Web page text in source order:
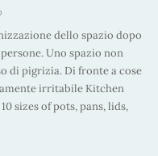
dello spazio dopo
Uno spazio non
di pigrizia. Di fronte a cose
irritabile Kitchen
sizes of pots, pans, lids,